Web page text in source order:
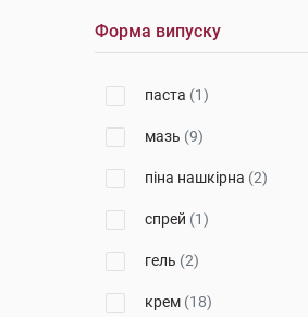
Бека Ілач Ве Кім'я(1)
ТЗМО СА
Тосара Фарма Лімітед
Грензах Продуктіонс
Фарма-Дерма
Фармзавод Єльфа
Меда Меньюфекчеринг
Форма випуску
паста (1)
мазь (9)
піна нашкірна (2)
спрей (1)
гель (2)
крем (18)